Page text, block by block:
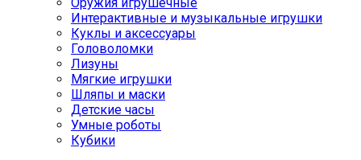
Оружия игрушечные
Интерактивные и музыкальные игрушки
Куклы и аксессуары
Головоломки
Лизуны
Мягкие игрушки
Шляпы и маски
Детские часы
Умные роботы
Кубики